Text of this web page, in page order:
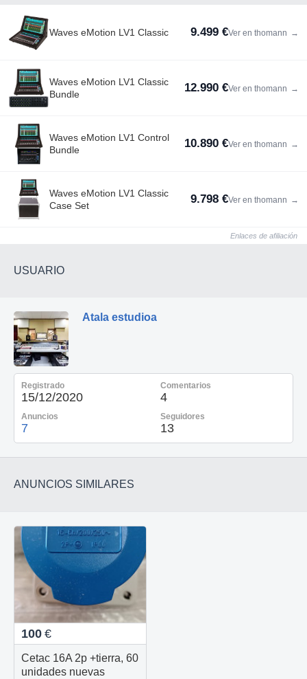
Waves eMotion LV1 Classic 9.499 €Ver en thomann →
Waves eMotion LV1 Classic
Bundle
12.990 €Ver en thomann →
Waves eMotion LV1 Control
Bundle
10.890 €Ver en thomann →
Waves eMotion LV1 Classic
Case Set
9.798 €Ver en thomann →
Enlaces de afiliación
USUARIO
Atala estudioa
Registrado
15/12/2020
Comentarios
4
Anuncios
7
Seguidores
13
ANUNCIOS SIMILARES
100 €
Cetac 16A 2p +tierra, 60
unidades nuevas